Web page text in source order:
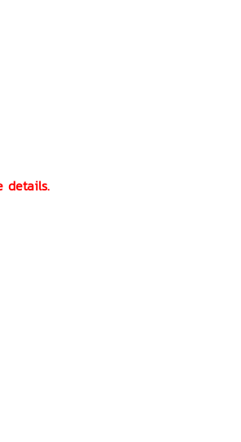
details.